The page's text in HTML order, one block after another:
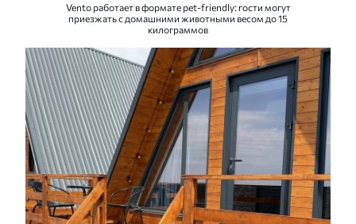
Vento работает в формате pet-friendly: гости могут
приезжать с домашними животными весом до 15
килограммов